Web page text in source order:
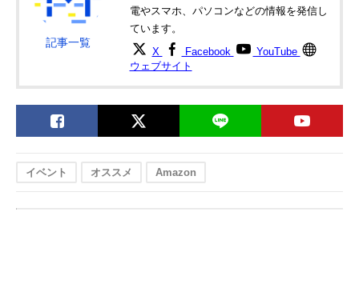
記事一覧
電やスマホ、パソコンなどの情報を発信し
ています。
X Facebook
YouTube
ウェブサイト
イベント オススメ Amazon